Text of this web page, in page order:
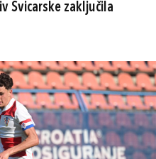
Švicarske zaključila